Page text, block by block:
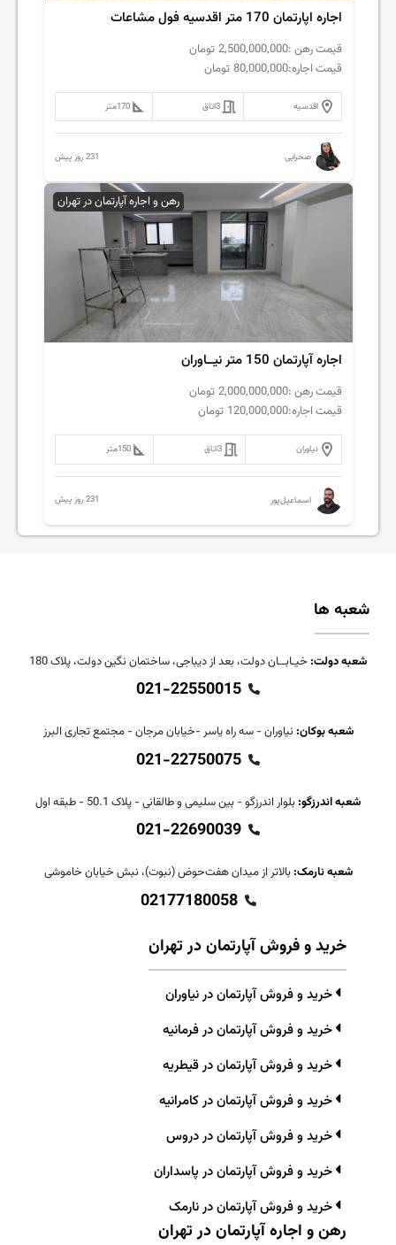
اجاره اپارتمان 170 متر اقدسیه فول مشاعات
قیمت رهن :2,500,000,000 تومان
قیمت اجاره:80,000,000 تومان
اقدسیه 3اتاق 170متر
صحرایی 231 روز پیش
رهن و اجاره آپارتمان در تهران
اجاره آپارتمان 150 متر نیــاوران
قیمت رهن :2,000,000,000 تومان
قیمت اجاره:120,000,000 تومان
نیاوران 3اتاق 150متر
اسماعیل‌پور 231 روز پیش
شعبه ها
شعبه دولت: خیـابــان دولت، بعد از دیباجی، ساختمان نگین دولت، پلاک 180
021-22550015
شعبه بوکان: نیاوران - سه راه یاسر -خیابان مرجان - مجتمع تجاری البرز
021-22750075
شعبه اندرزگو: بلوار اندرزگو - بین سلیمی و طالقانی - پلاک 50.1 - طبقه اول
021-22690039
شعبه نارمک: بالاتر از میدان هفت‌حوض (نبوت)، نبش خیابان خاموشی
02177180058
خرید و فروش آپارتمان در تهران
خرید و فروش آپارتمان در نیاوران
خرید و فروش آپارتمان در فرمانیه
خرید و فروش آپارتمان در قیطریه
خرید و فروش آپارتمان در کامرانیه
خرید و فروش آپارتمان در دروس
خرید و فروش آپارتمان در پاسداران
خرید و فروش آپارتمان در نارمک
رهن و اجاره آپارتمان در تهران